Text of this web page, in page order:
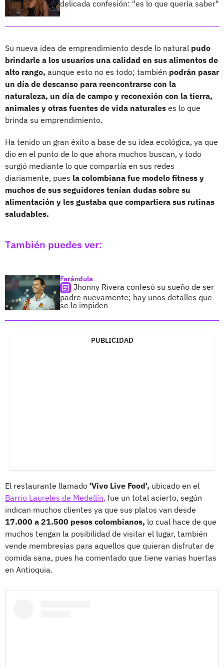
delicada confesión: "es lo que quería saber"
Su nueva idea de emprendimiento desde lo natural pudo
brindarle a los usuarios una calidad en sus alimentos de
alto rango, aunque esto no es todo; también podrán pasar
un día de descanso para reencontrarse con la
naturaleza, un día de campo y reconexión con la tierra,
animales y otras fuentes de vida naturales es lo que
brinda su emprendimiento.
Ha tenido un gran éxito a base de su idea ecológica, ya que
dio en el punto de lo que ahora muchos buscan, y todo
surgió mediante lo que compartía en sus redes
diariamente, pues la colombiana fue modelo fitness y
muchos de sus seguidores tenían dudas sobre su
alimentación y les gustaba que compartiera sus rutinas
saludables.
También puedes ver:
Farándula
Jhonny Rivera confesó su sueño de ser
padre nuevamente; hay unos detalles que
se lo impiden
PUBLICIDAD
El restaurante llamado 'Vivo Live Food', ubicado en el
Barrio Laureles de Medellín, fue un total acierto, según
indican muchos clientes ya que sus platos van desde
17.000 a 21.500 pesos colombianos, lo cual hace de que
muchos tengan la posibilidad de visitar el lugar, también
vende membresías para aquellos que quieran disfrutar de
comida sana, pues ha comentado que tiene varias huertas
en Antioquia.